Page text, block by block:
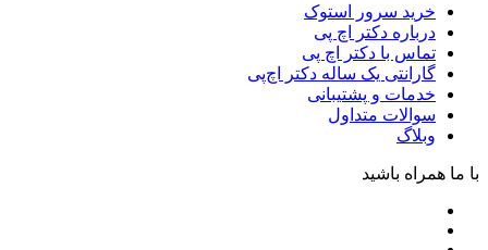
خرید سرور استوک
درباره دکتر اچ پی
تماس با دکتر اچ پی
گارانتی یک ساله دکتر اچ‌پی
خدمات و پشتیبانی
سوالات متداول
وبلاگ
با ما همراه باشید